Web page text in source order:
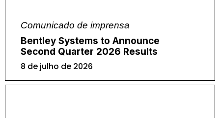
Comunicado de imprensa
Bentley Systems to Announce
Second Quarter 2026 Results
8 de julho de 2026